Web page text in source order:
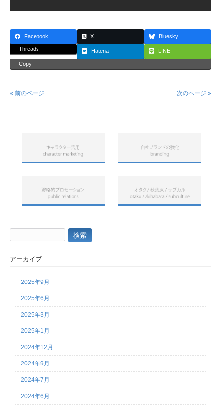
Facebook X Bluesky
Threads Hatena LINE
Copy
« 前のページ 次のページ »
索:
アーカイブ
2025年9月
2025年6月
2025年3月
2025年1月
2024年12月
2024年9月
2024年7月
2024年6月